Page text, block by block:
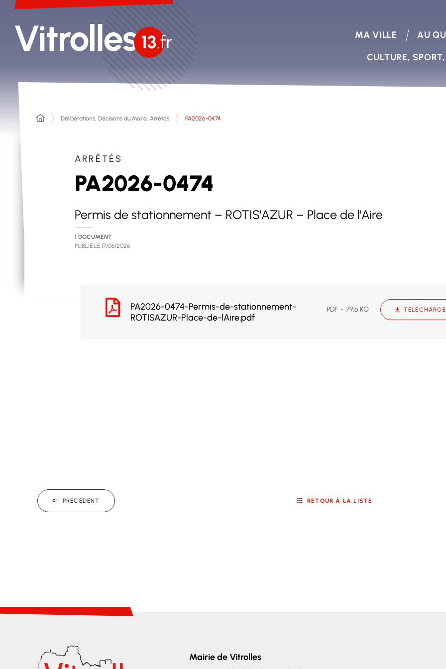
MA VILLE AU
CULTURE,
Délibérations, Décisions du Maire, Arrêtés PA2026-0474
ARRÊTÉS
PA2026-0474
Permis de stationnement – ROTIS'AZUR – Place de l'Aire
1 DOCUMENT
PUBLIÉ LE 17/06/2026
PA2026-0474-Permis-de-stationnement-
ROTISAZUR-Place-de-lAire.pdf
PDF 79,6 KO
PRÉCÉDENT RETOUR À LA LISTE
Mairie de Vitrolles